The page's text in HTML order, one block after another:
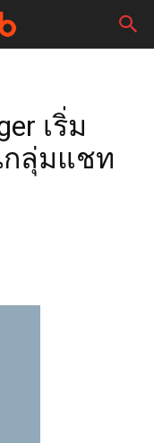
เริ่ม
กลุ่มแชท